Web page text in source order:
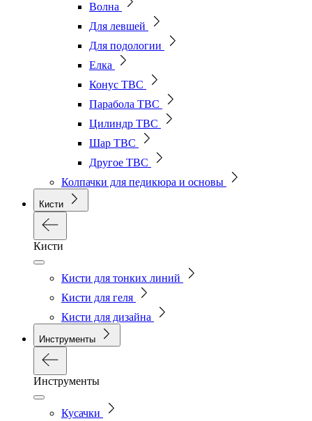
Волна
Для левшей
Для подологии
Елка
Конус ТВС
Парабола ТВС
Цилиндр ТВС
Шар ТВС
Другое ТВС
Колпачки для педикюра и основы
Кисти
Кисти
Кисти для тонких линий
Кисти для геля
Кисти для дизайна
Инструменты
Инструменты
Кусачки